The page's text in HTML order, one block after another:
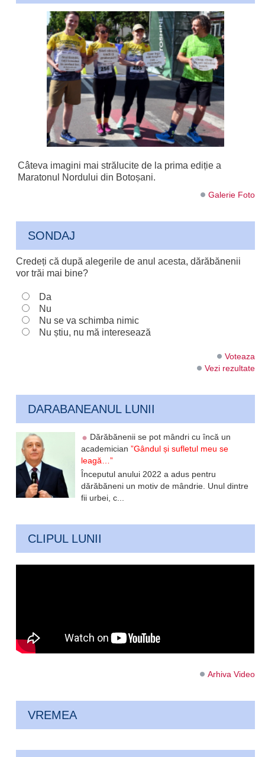
Câteva imagini mai strălucite de la prima ediție a
Maratonul Nordului din Botoșani.
Galerie Foto
SONDAJ
Credeți că după alegerile de anul acesta, dărăbănenii
vor trăi mai bine?
Da
Nu
Nu se va schimba nimic
Nu știu, nu mă interesează
Voteaza
Vezi rezultate
DARABANEANUL LUNII
Dărăbănenii se pot mândri cu încă un
academician”Gândul și sufletul meu se
leagă…”
Începutul anului 2022 a adus pentru
dărăbăneni un motiv de mândrie. Unul dintre
fii urbei, c...
CLIPUL LUNII
Arhiva Video
VREMEA